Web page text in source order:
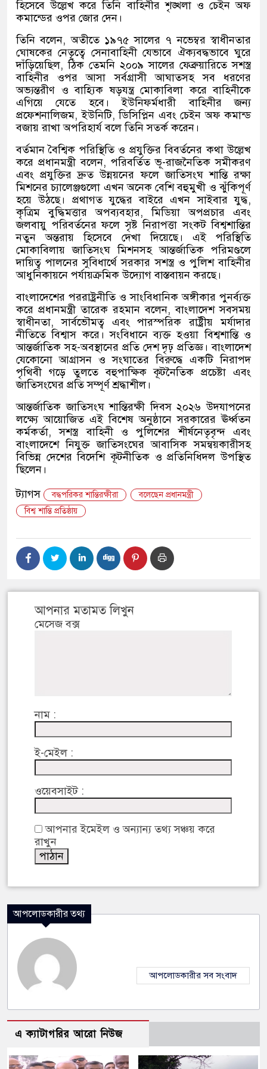
হিসেবে উল্লেখ করে তিনি বাহিনীর শৃঙ্খলা ও চেইন অফ
কমান্ডের ওপর জোর দেন।
তিনি বলেন, অতীতে ১৯৭৫ সালের ৭ নভেম্বর স্বাধীনতার
ঘোষকের নেতৃত্বে সেনাবাহিনী যেভাবে ঐক্যবদ্ধভাবে ঘুরে
দাঁড়িয়েছিল, ঠিক তেমনি ২০০৯ সালের ফেব্রুয়ারিতে সশস্ত্র
বাহিনীর ওপর আসা সর্বগ্রাসী আঘাতসহ সব ধরণের
অভ্যন্তরীণ ও বাহ্যিক ষড়যন্ত্র মোকাবিলা করে বাহিনীকে
এগিয়ে যেতে হবে। ইউনিফর্মধারী বাহিনীর জন্য
প্রফেশনালিজম, ইউনিটি, ডিসিপ্লিন এবং চেইন অফ কমান্ড
বজায় রাখা অপরিহার্য বলে তিনি সতর্ক করেন।
বর্তমান বৈশ্বিক পরিস্থিতি ও প্রযুক্তির বিবর্তনের কথা উল্লেখ
করে প্রধানমন্ত্রী বলেন, পরিবর্তিত ভূ-রাজনৈতিক সমীকরণ
এবং প্রযুক্তির দ্রুত উন্নয়নের ফলে জাতিসংঘ শান্তি রক্ষা
মিশনের চ্যালেঞ্জগুলো এখন অনেক বেশি বহুমুখী ও ঝুঁকিপূর্ণ
হয়ে উঠছে। প্রথাগত যুদ্ধের বাইরে এখন সাইবার যুদ্ধ,
কৃত্রিম বুদ্ধিমত্তার অপব্যবহার, মিডিয়া অপপ্রচার এবং
জলবায়ু পরিবর্তনের ফলে সৃষ্ট নিরাপত্তা সংকট বিশ্বশান্তির
নতুন অন্তরায় হিসেবে দেখা দিয়েছে। এই পরিস্থিতি
মোকাবিলায় জাতিসংঘ মিশনসহ আন্তর্জাতিক পরিমণ্ডলে
দায়িত্ব পালনের সুবিধার্থে সরকার সশস্ত্র ও পুলিশ বাহিনীর
আধুনিকায়নে পর্যায়ক্রমিক উদ্যোগ বাস্তবায়ন করছে।
বাংলাদেশের পররাষ্ট্রনীতি ও সাংবিধানিক অঙ্গীকার পুনর্ব্যক্ত
করে প্রধানমন্ত্রী তারেক রহমান বলেন, বাংলাদেশ সবসময়
স্বাধীনতা, সার্বভৌমত্ব এবং পারস্পরিক রাষ্ট্রীয় মর্যাদার
নীতিতে বিশ্বাস করে। সংবিধানে ব্যক্ত হওয়া বিশ্বশান্তি ও
আন্তর্জাতিক সহ-অবস্থানের প্রতি দেশ দৃঢ় প্রতিজ্ঞ। বাংলাদেশ
যেকোনো আগ্রাসন ও সংঘাতের বিরুদ্ধে একটি নিরাপদ
পৃথিবী গড়ে তুলতে বহুপাক্ষিক কূটনৈতিক প্রচেষ্টা এবং
জাতিসংঘের প্রতি সম্পূর্ণ শ্রদ্ধাশীল।
আন্তর্জাতিক জাতিসংঘ শান্তিরক্ষী দিবস ২০২৬ উদযাপনের
লক্ষ্যে আয়োজিত এই বিশেষ অনুষ্ঠানে সরকারের ঊর্ধ্বতন
কর্মকর্তা, সশস্ত্র বাহিনী ও পুলিশের শীর্ষনেতৃবৃন্দ এবং
বাংলাদেশে নিযুক্ত জাতিসংঘের আবাসিক সমন্বয়কারীসহ
বিভিন্ন দেশের বিদেশি কূটনীতিক ও প্রতিনিধিদল উপস্থিত
ছিলেন।
ট্যাগস
বদ্ধপরিকর শান্তিরক্ষীরা
বলেছেন প্রধানমন্ত্রী
বিশ্ব শান্তি প্রতিষ্ঠায়
আপনার মতামত লিখুন
মেসেজ বক্স
নাম :
ই-মেইল :
ওয়েবসাইট :
আপনার ইমেইল ও অন্যান্য তথ্য সঞ্চয় করে
রাখুন
আপলোডকারীর তথ্য
আপলোডকারীর সব সংবাদ
এ ক্যাটাগরির আরো নিউজ